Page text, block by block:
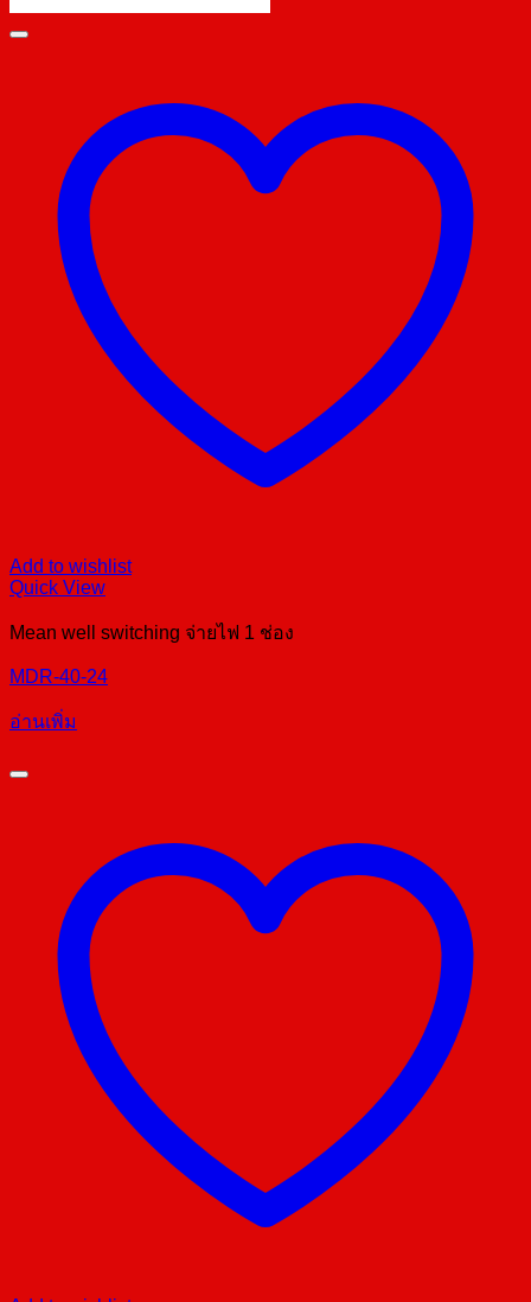
Add to wishlist
Quick View
Mean well switching จ่ายไฟ 1 ช่อง
MDR-40-24
อ่านเพิ่ม